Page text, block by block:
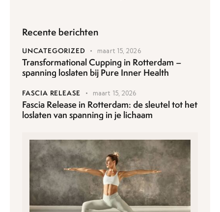
Recente berichten
UNCATEGORIZED maart 15, 2026
Transformational Cupping in Rotterdam –
spanning loslaten bij Pure Inner Health
FASCIA RELEASE maart 15, 2026
Fascia Release in Rotterdam: de sleutel tot het
loslaten van spanning in je lichaam